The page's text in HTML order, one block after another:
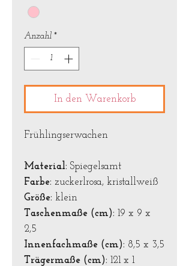
Anzahl *
In den Warenkorb
Frühlingserwachen
Material: Spiegelsamt
Farbe: zuckerlrosa, kristallweiß
Größe: klein
Taschenmaße (cm): 19 x 9 x
2,5
Innenfachmaße (cm): 8,5 x 3,5
Trägermaße (cm): 121 x 1